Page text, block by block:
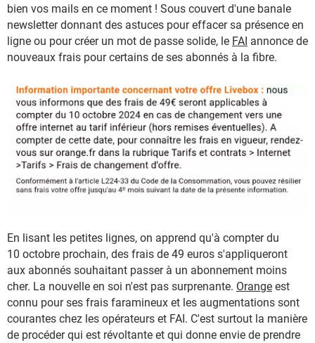
bien vos mails en ce moment ! Sous couvert d'une banale
newsletter donnant des astuces pour effacer sa présence en
ligne ou pour créer un mot de passe solide, le FAI annonce de
nouveaux frais pour certains de ses abonnés à la fibre.
En lisant les petites lignes, on apprend qu'à compter du
10 octobre prochain, des frais de 49 euros s'appliqueront
aux abonnés souhaitant passer à un abonnement moins
cher. La nouvelle en soi n'est pas surprenante. Orange est
connu pour ses frais faramineux et les augmentations sont
courantes chez les opérateurs et FAI. C'est surtout la manière
de procéder qui est révoltante et qui donne envie de prendre